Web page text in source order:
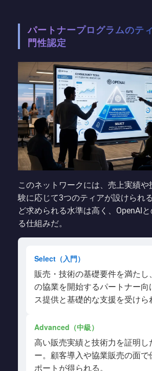
パートナープログラムのテ
門性認定
このネットワークには、売上実績や
験に応じて3つのティアが設けられ
ど求められる水準は高く、OpenAI
る仕組みだ。
Select（入門）
販売・技術の基礎要件を満たし
の協業を開始するパートナー向
ス提供と基礎的な支援を受けら
Advanced（中級）
高い販売実績と技術力を証明し
ー。顧客導入や協業販売の面で
ポートが得られる。